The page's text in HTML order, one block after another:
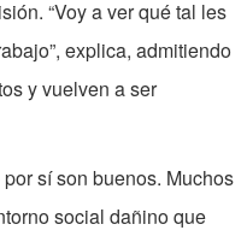
“Voy a ver qué tal les
explica, admitiendo
y vuelven a ser
sí son buenos. Muchos
social dañino que